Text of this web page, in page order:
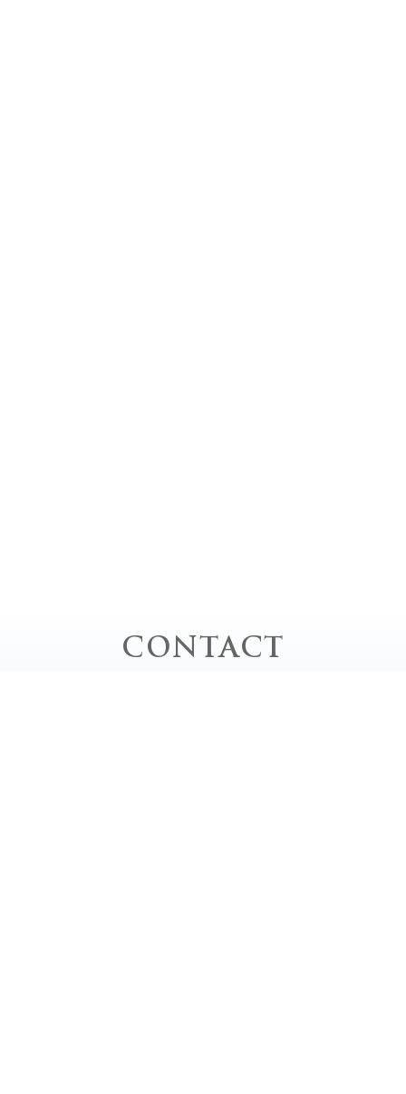
CONTACT